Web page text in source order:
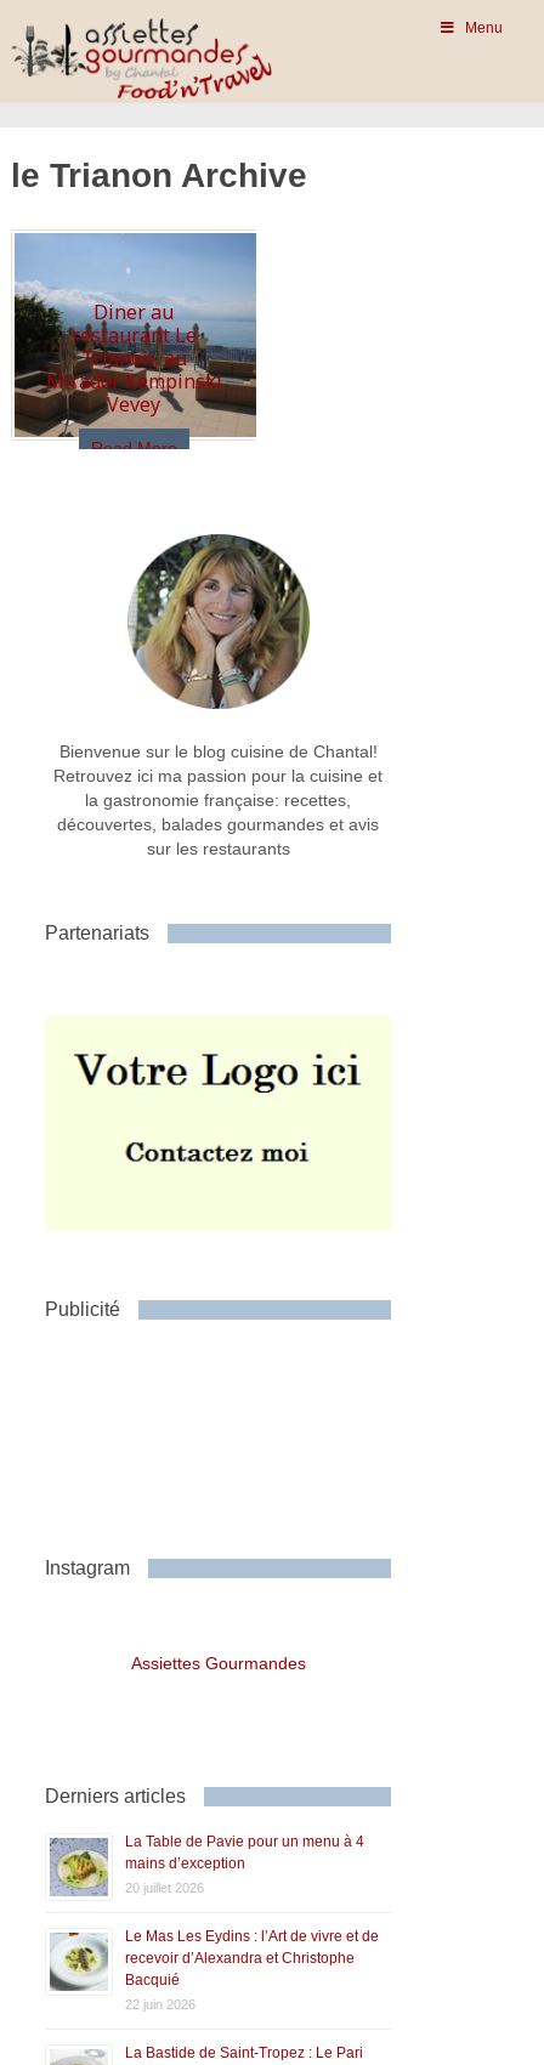
Menu
le Trianon Archive
Diner au
restaurant Le
Trianon, au
Mirador Kempinski
Vevey
Read More
Bienvenue sur le blog cuisine de Chantal!
Retrouvez ici ma passion pour la cuisine et
la gastronomie française: recettes,
découvertes, balades gourmandes et avis
sur les restaurants
Partenariats
Publicité
Instagram
Assiettes Gourmandes
Derniers articles
La Table de Pavie pour un menu à 4
mains d’exception
20 juillet 2026
Le Mas Les Eydins : l’Art de vivre et de
recevoir d’Alexandra et Christophe
Bacquié
22 juin 2026
La Bastide de Saint-Tropez : Le Pari